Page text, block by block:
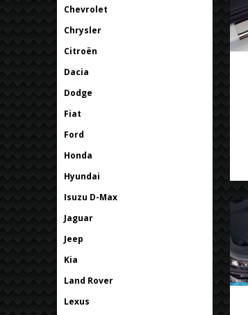
Chevrolet
Chrysler
Citroën
Dacia
Dodge
Fiat
Ford
Honda
Hyundai
Isuzu D-Max
Jaguar
Jeep
Kia
Land Rover
Lexus